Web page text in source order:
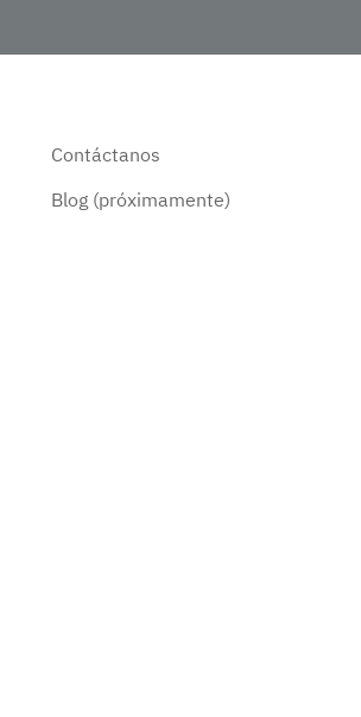
Contáctanos
Blog (próximamente)